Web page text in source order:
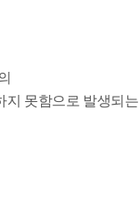
못함으로 발생되